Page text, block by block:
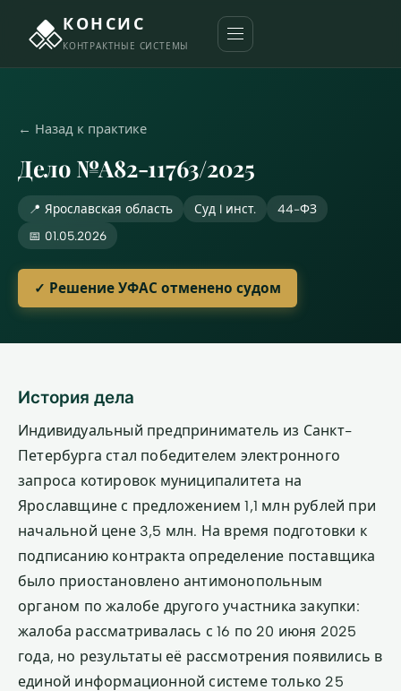
КОНСИС
КОНТРАКТНЫЕ СИСТЕМЫ
← Назад к практике
Дело №А82-11763/2025
📍 Ярославская область Суд I инст.
44-ФЗ
📅 01.05.2026
✓ Решение УФАС отменено судом
История дела
Индивидуальный предприниматель из Санкт-
Петербурга стал победителем электронного
запроса котировок муниципалитета на
Ярославщине с предложением 1,1 млн рублей при
начальной цене 3,5 млн. На время подготовки к
подписанию контракта определение поставщика
было приостановлено антимонопольным
органом по жалобе другого участника закупки:
жалоба рассматривалась с 16 по 20 июня 2025
года, но результаты её рассмотрения появились в
единой информационной системе только 25